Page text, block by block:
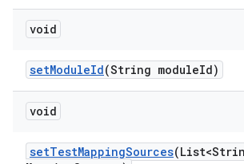
void
setModuleId(String moduleId)
void
setTestMappingSources